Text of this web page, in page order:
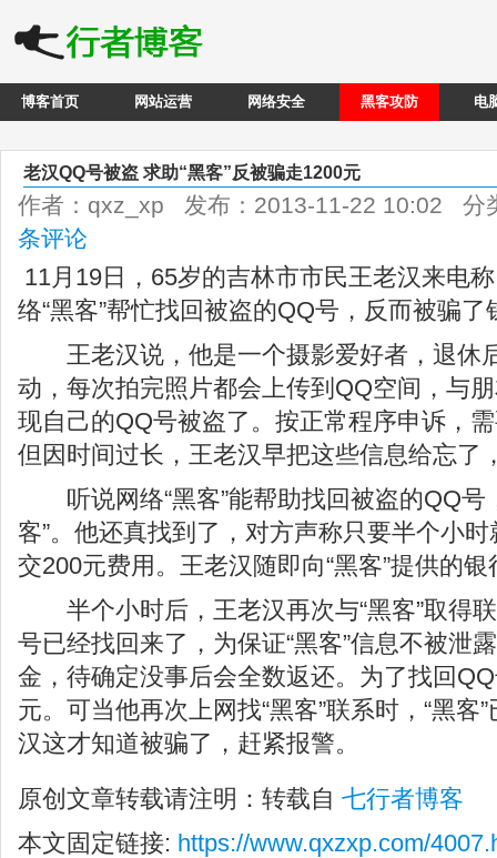
博客首页 网站运营 网络安全 黑客攻防 电
老汉QQ号被盗 求助“黑客”反被骗走1200元
作者：qxz_xp 发布：2013-11-22 10:02 分
条评论
11月19日，65岁的吉林市市民王老汉来电
络“黑客”帮忙找回被盗的QQ号，反而被骗了
王老汉说，他是一个摄影爱好者，退休
动，每次拍完照片都会上传到QQ空间，与
现自己的QQ号被盗了。按正常程序申诉，
但因时间过长，王老汉早把这些信息给忘了
听说网络“黑客”能帮助找回被盗的QQ号
客”。他还真找到了，对方声称只要半个小
交200元费用。王老汉随即向“黑客”提供的
半个小时后，王老汉再次与“黑客”取得联
号已经找回来了，为保证“黑客”信息不被泄
金，待确定没事后会全数返还。为了找回
元。可当他再次上网找“黑客”联系时，“黑客
汉这才知道被骗了，赶紧报警。
原创文章转载请注明：转载自 七行者博客
本文固定链接: https://www.qxzxp.com/